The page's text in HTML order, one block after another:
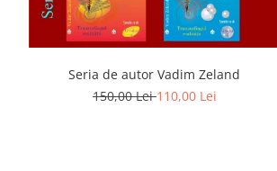
Seria de autor Vadim Zeland
150,00 Lei110,00 Lei